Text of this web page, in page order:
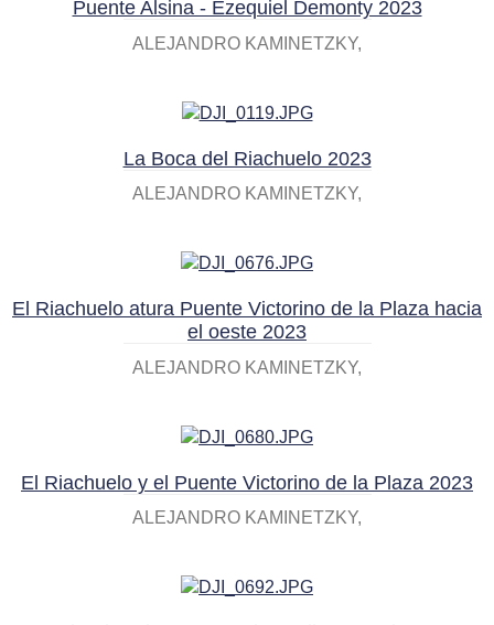
Puente Alsina - Ezequiel Demonty 2023
ALEJANDRO KAMINETZKY
La Boca del Riachuelo 2023
ALEJANDRO KAMINETZKY
El Riachuelo atura Puente Victorino de la Plaza hacia
el oeste 2023
ALEJANDRO KAMINETZKY
El Riachuelo y el Puente Victorino de la Plaza 2023
ALEJANDRO KAMINETZKY